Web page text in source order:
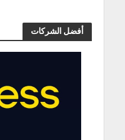
أفضل الشركات